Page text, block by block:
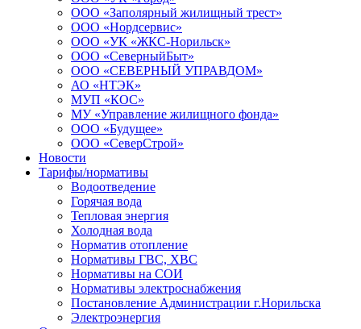
ООО «Заполярный жилищный трест»
ООО «Нордсервис»
ООО «УК «ЖКС-Норильск»
ООО «СеверныйБыт»
ООО «СЕВЕРНЫЙ УПРАВДОМ»
АО «НТЭК»
МУП «КОС»
МУ «Управление жилищного фонда»
ООО «Будущее»
ООО «СеверСтрой»
Новости
Тарифы/нормативы
Водоотведение
Горячая вода
Тепловая энергия
Холодная вода
Норматив отопление
Нормативы ГВС, ХВС
Нормативы на СОИ
Нормативы электроснабжения
Постановление Администрации г.Норильска
Электроэнергия